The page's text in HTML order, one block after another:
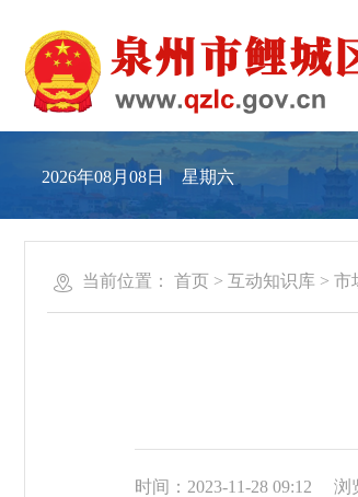
2026年08月08日 星期六
当前位置： 首页 > 互动知识库 > 市
时间：2023-11-28 09:12 浏